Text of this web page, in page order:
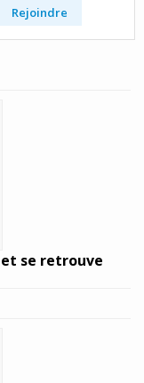
Rejoindre
se retrouve